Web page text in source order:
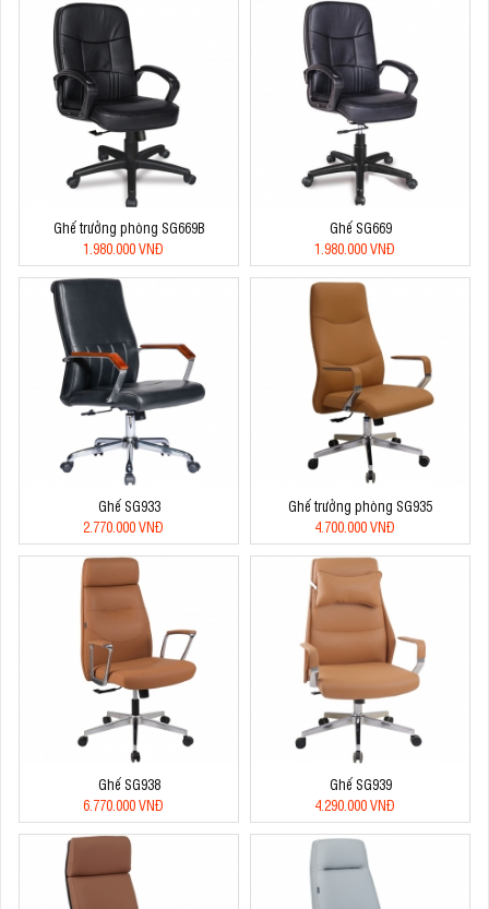
Ghế trưởng phòng SG669B
1.980.000 VNĐ
Ghế SG669
1.980.000 VNĐ
Ghế SG933
2.770.000 VNĐ
Ghế trưởng phòng SG935
4.700.000 VNĐ
Ghế SG938
6.770.000 VNĐ
Ghế SG939
4.290.000 VNĐ